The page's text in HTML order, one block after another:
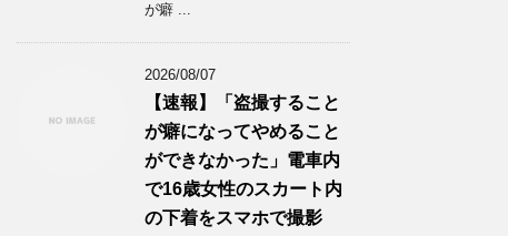
が癖 ...
2026/08/07
【速報】「盗撮すること
が癖になってやめること
ができなかった」電車内
で16歳女性のスカート内
の下着をスマホで撮影